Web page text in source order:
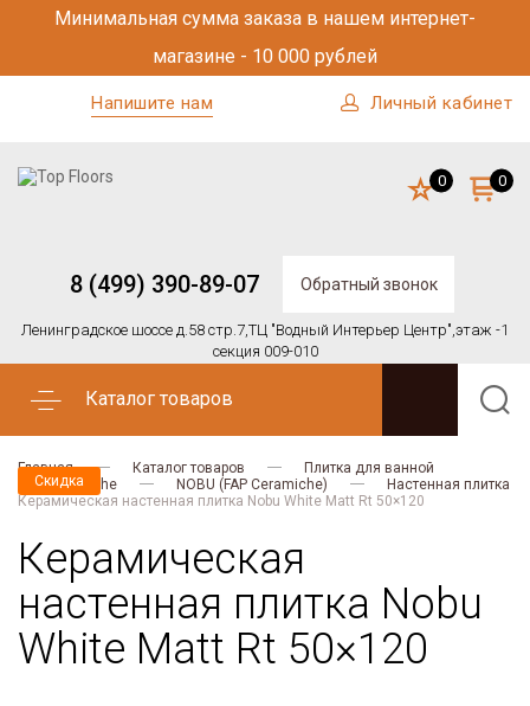
Минимальная сумма заказа в нашем интернет-
магазине - 10 000 рублей
Напишите нам Личный кабинет
8 (499) 390-89-07 Обратный звонок
Ленинградское шоссе д.58 стр.7,ТЦ "Водный Интерьер Центр",этаж -1
секция 009-010
0 0
Каталог товаров
Главная Каталог товаров
Плитка для ванной
FAP Ceramiche
NOBU (FAP Ceramiche)
Настенная плитка
Керамическая настенная плитка Nobu White Matt Rt 50×120
Керамическая
настенная плитка Nobu
White Matt Rt 50×120
Скидка